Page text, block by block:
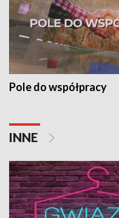
Pole do współpracy
INNE